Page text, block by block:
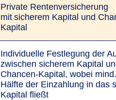
Private Rentenversicherung
mit sicherem Kapital und
Kapital
Individuelle Festlegung der
zwischen sicherem Kapital
Chancen-Kapital, wobei
Hälfte der Einzahlung in das
Kapital fließt